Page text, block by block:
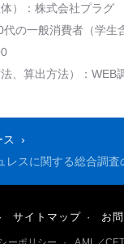
）：株式会社プラグ
の一般消費者（学生
、算出方法）：WEB
ス
レスに関する総合調査
サイトマップ お